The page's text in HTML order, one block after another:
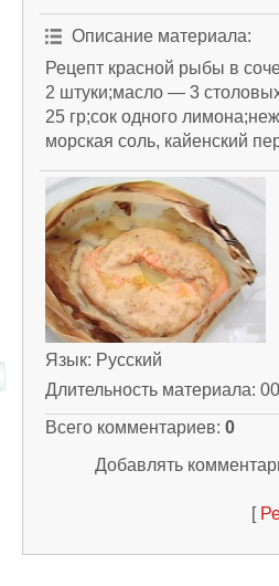
Описание материала:
Рецепт красной рыбы в
2 штуки;масло — 3
25 гр;сок одного
морская соль, кайенский
Язык: Русский
Длительность материала:
Всего комментариев: 0
Добавлять
[